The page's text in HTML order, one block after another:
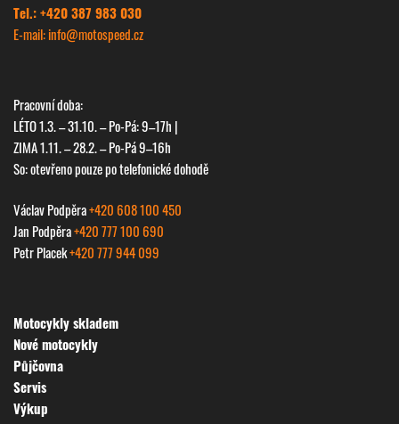
Tel.: +420 387 983 030
E-mail: info@motospeed.cz
Pracovní doba:
LÉTO 1.3. – 31.10. – Po-Pá: 9–17h |
ZIMA 1.11. – 28.2. – Po-Pá 9–16h
So: otevřeno pouze po telefonické dohodě
Václav Podpěra+420 608 100 450
Jan Podpěra+420 777 100 690
Petr Placek+420 777 944 099
Motocykly skladem
Nové motocykly
Půjčovna
Servis
Výkup